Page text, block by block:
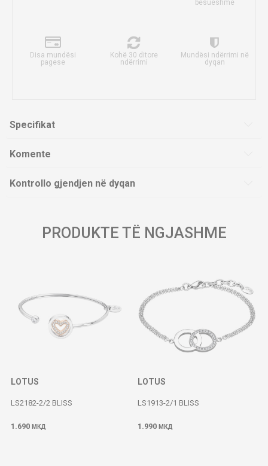
besueshme
Disa mundësi
pagese
Kohë 30 ditore
ndërrimi
Mundësi ndërrimi në
dyqan
Specifikat
Komente
Kontrollo gjendjen në dyqan
PRODUKTE TË NGJASHME
LOTUS
LS2182-2/2 BLISS
1.690 МКД
LOTUS
LS1913-2/1 BLISS
1.990 МКД